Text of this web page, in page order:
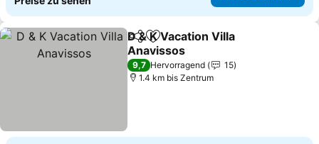
TeilenZu Favoriten hinzufügen
D & K Vacation Villa
Anavissos
Preise sehen
9,7 Hervorragend
15
1.4 km bis Zentrum